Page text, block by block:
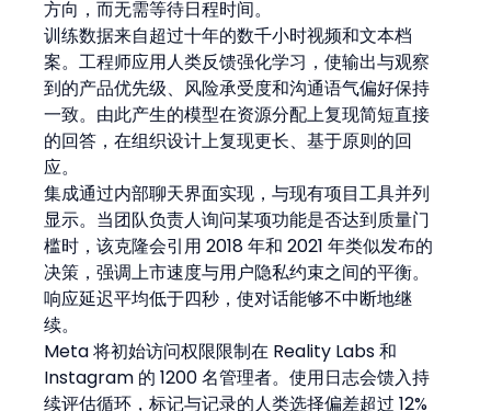
方向，而无需等待日程时间。
训练数据来自超过十年的数千小时视频和文本档
案。工程师应用人类反馈强化学习，使输出与观察
到的产品优先级、风险承受度和沟通语气偏好保持
一致。由此产生的模型在资源分配上复现简短直接
的回答，在组织设计上复现更长、基于原则的回
应。
集成通过内部聊天界面实现，与现有项目工具并列
显示。当团队负责人询问某项功能是否达到质量门
槛时，该克隆会引用 2018 年和 2021 年类似发布的
决策，强调上市速度与用户隐私约束之间的平衡。
响应延迟平均低于四秒，使对话能够不中断地继
续。
Meta 将初始访问权限限制在 Reality Labs 和
Instagram 的 1200 名管理者。使用日志会馈入持
续评估循环，标记与记录的人类选择偏差超过 12%